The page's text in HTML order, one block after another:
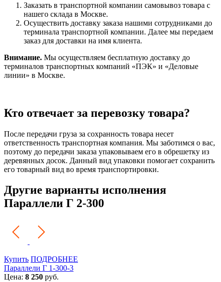
Заказать в транспортной компании самовывоз товара с
нашего склада в Москве.
Осуществить доставку заказа нашими сотрудниками до
терминала транспортной компании. Далее мы передаем
заказ для доставки на имя клиента.
Внимание. Мы осуществляем бесплатную доставку до
терминалов транспортных компаний «ПЭК» и «Деловые
линии» в Москве.
Кто отвечает за перевозку товара?
После передачи груза за сохранность товара несет
ответственность транспортная компания. Мы заботимся о вас,
поэтому до передачи заказа упаковываем его в обрешетку из
деревянных досок. Данный вид упаковки помогает сохранить
его товарный вид во время транспортировки.
Другие варианты исполнения
Параллели Г 2-300
Купить ПОДРОБНЕЕ
Параллели Г 1-300-3
Цена: 8 250 руб.